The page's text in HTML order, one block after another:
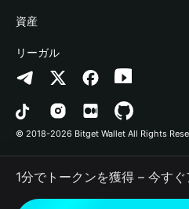
Help Center
お問い合わせ
ブランドリソース
キャリア
Crypto Swap API
Altcoin Season Index
Prediction Markets
DApp
RWA
Bitget Wallet Pay
プロジェクトを掲載
セキュリティ技術
暗号資産を購入
認証検出
コントラクト検出
一括送金
資産
Arbitrum
Avalanche
Bitcoin
Polygon
リーガル
プライバシーポリシー
利用規約
© 2018-2026 Bitget Wallet All Rights
1分でトークンを獲得 – 今す